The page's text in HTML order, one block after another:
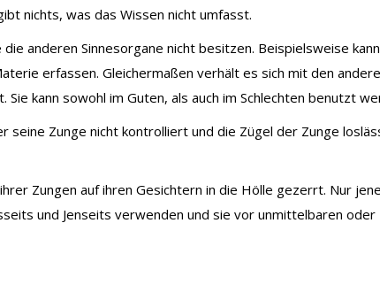
nichts, was das Wissen nicht umfasst.
anderen Sinnesorgane nicht besitzen. Beispielsweise
erfassen. Gleichermaßen verhält es sich mit den
kann sowohl im Guten, als auch im Schlechten benutzt
seine Zunge nicht kontrolliert und die Zügel der Zunge
Zungen auf ihren Gesichtern in die Hölle gezerrt. Nur
und Jenseits verwenden und sie vor unmittelbaren